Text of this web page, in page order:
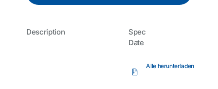
Description
Spec
Date
Alle herunterladen